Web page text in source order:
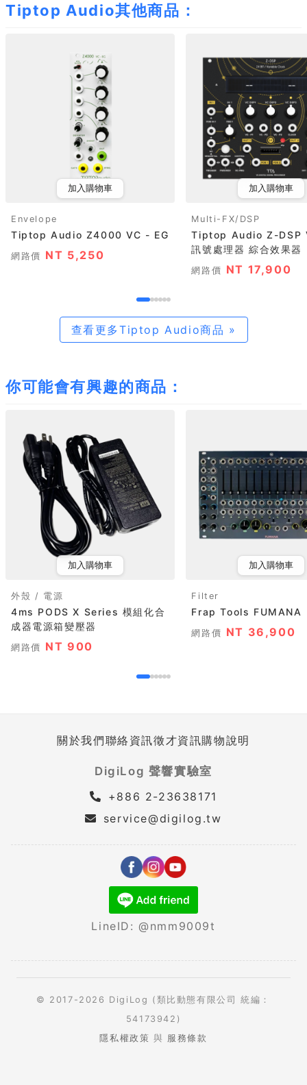
Tiptop Audio其他商品：
加入購物車
Envelope
Tiptop Audio Z4000 VC - EG
網路價 NT 5,250
加入購物車
Multi-FX/DSP
Tiptop Audio Z-DSP
訊號處理器 綜合效果器
網路價 NT 17,900
查看更多Tiptop Audio商品 »
你可能會有興趣的商品：
加入購物車
外殼 / 電源
4ms PODS X Series 模組化合
成器電源箱變壓器
網路價 NT 900
加入購物車
Filter
Frap Tools FUMANA
網路價 NT 36,900
關於我們聯絡資訊徵才資訊購物說明
DigiLog 聲響實驗室
+886 2-23638171
service@digilog.tw
LineID: @nmm9009t
© 2017-2026 DigiLog (類比動態有限公司 統編：
54173942)
隱私權政策 與 服務條款